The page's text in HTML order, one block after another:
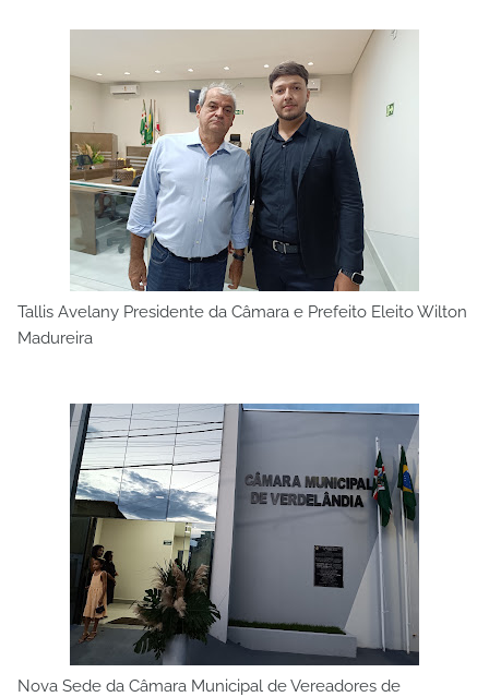
Tallis Avelany Presidente da Câmara e Prefeito Eleito Wilton
Madureira
Nova Sede da Câmara Municipal de Vereadores de